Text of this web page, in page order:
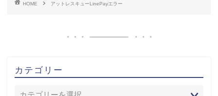
HOME アットレスキューLinePayエラー
カテゴリー